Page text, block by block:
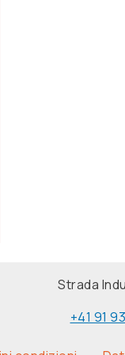
Strada
+41 91